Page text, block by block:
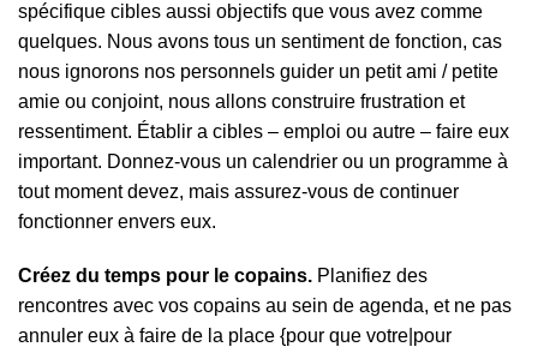
spécifique cibles aussi objectifs que vous avez comme
quelques. Nous avons tous un sentiment de fonction, cas ​​
nous ignorons nos personnels guider un petit ami / petite
amie ou conjoint, nous allons construire frustration et
ressentiment. Établir a cibles – emploi ou autre – faire eux
important. Donnez-vous un calendrier ou un programme à
tout moment devez, mais assurez-vous de continuer
fonctionner envers eux.
Créez du temps pour le copains. Planifiez des
rencontres avec vos copains au sein de agenda, et ne pas
annuler eux à faire de la place {pour que votre|pour